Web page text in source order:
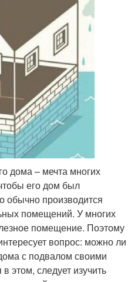
дома – мечта многих
его дом был
обычно производится
помещений. У многих
помещение. Поэтому
вопрос: можно ли
с подвалом своими
этом, следует изучить